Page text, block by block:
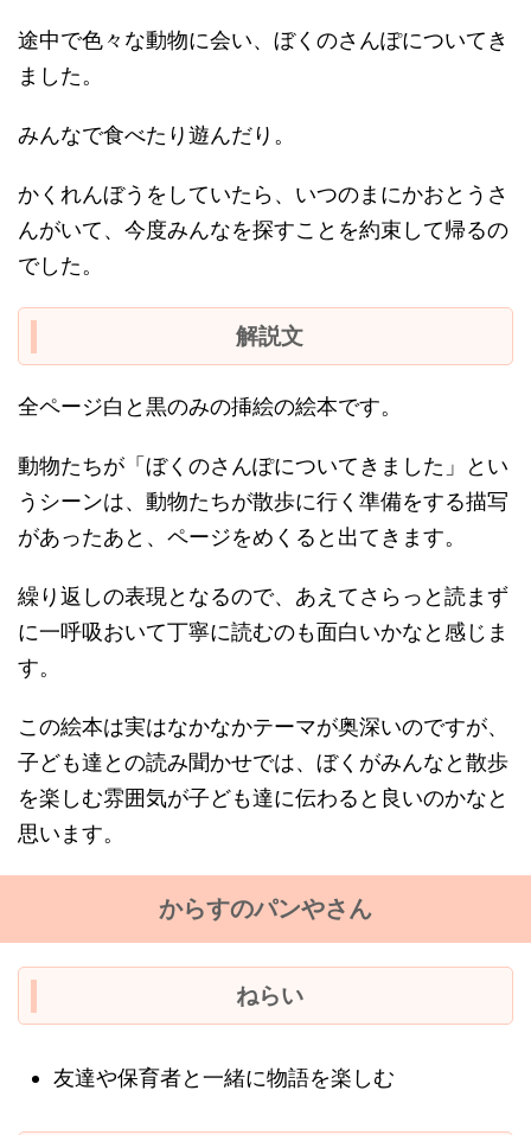
途中で色々な動物に会い、ぼくのさんぽについてき
ました。
みんなで食べたり遊んだり。
かくれんぼうをしていたら、いつのまにかおとうさ
んがいて、今度みんなを探すことを約束して帰るの
でした。
解説文
全ページ白と黒のみの挿絵の絵本です。
動物たちが「ぼくのさんぽについてきました」とい
うシーンは、動物たちが散歩に行く準備をする描写
があったあと、ページをめくると出てきます。
繰り返しの表現となるので、あえてさらっと読まず
に一呼吸おいて丁寧に読むのも面白いかなと感じま
す。
この絵本は実はなかなかテーマが奥深いのですが、
子ども達との読み聞かせでは、ぼくがみんなと散歩
を楽しむ雰囲気が子ども達に伝わると良いのかなと
思います。
からすのパンやさん
ねらい
友達や保育者と一緒に物語を楽しむ